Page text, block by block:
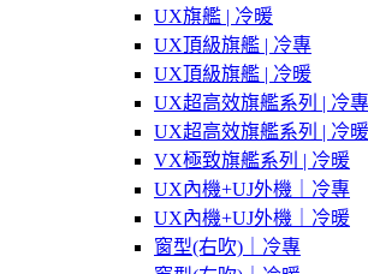
UX旗艦 | 冷暖
UX頂級旗艦 | 冷專
UX頂級旗艦 | 冷暖
UX超高效旗艦系列 | 冷專
UX超高效旗艦系列 | 冷暖
VX極致旗艦系列 | 冷暖
UX內機+UJ外機｜冷專
UX內機+UJ外機｜冷暖
窗型(右吹)｜冷專